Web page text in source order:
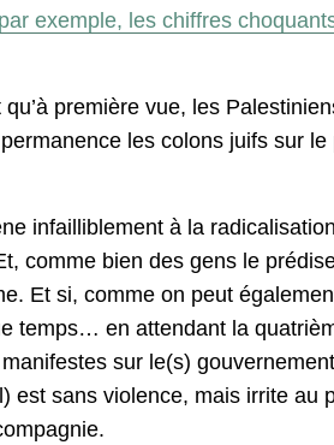
exemple, les chiffres
première vue, les
les colons juifs sur
infailliblement à la
comme bien des gens le
Et si, comme on peut
temps… en attendant la
sur le(s)
sans violence, mais irrite au